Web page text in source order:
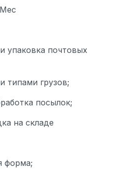
упаковка почтовых
типами грузов;
посылок;
на складе
форма;